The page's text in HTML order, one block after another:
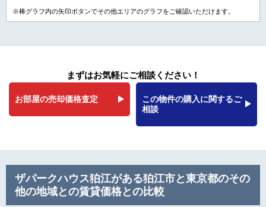
※棒グラフ内の矢印ボタンでその他エリアのグラフをご確認いただけます。
まずはお気軽にご相談ください！
お部屋の売却価格査定
この物件の購入に関するご
相談
ザパークハウス狛江がある狛江市と東京都のその
他の地域との賃貸価格との比較